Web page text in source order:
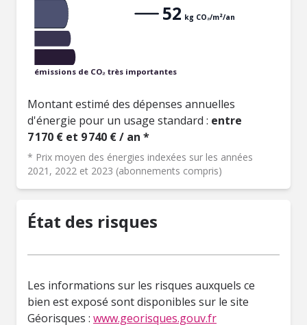
émissions de CO₂ très importantes
52 kg CO₂/m²/an
Montant estimé des dépenses annuelles
d'énergie pour un usage standard : entre
7 170 € et 9 740 € / an *
* Prix moyen des énergies indexées sur les années
2021, 2022 et 2023 (abonnements compris)
État des risques
Les informations sur les risques auxquels ce
bien est exposé sont disponibles sur le site
Géorisques : www.georisques.gouv.fr